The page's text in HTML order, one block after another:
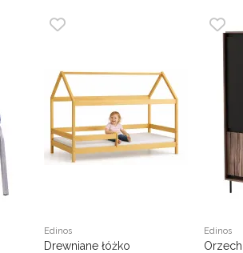
Edinos
Drewniane łóżko
Edinos